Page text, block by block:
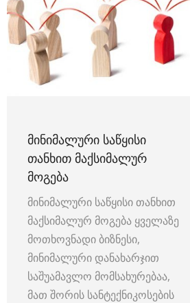
ᲛᲘᲜᲘᲛᲐᲚᲣᲠᲘ ᲡᲐᲬᲧᲘᲡᲘ
ᲗᲐᲜᲮᲘᲗ ᲛᲐᲥᲡᲘᲛᲐᲚᲣᲠ
ᲛᲝᲒᲔᲑᲐ
მინიმალური საწყისი თანხით
მაქსიმალურ მოგება ყველაზე
მოთხოვნადი ბიზნესი,
მინიმალური დანახარჯით
საშუამავლო მომსახურებაა,
მათ შორის სანტექნიკოსების